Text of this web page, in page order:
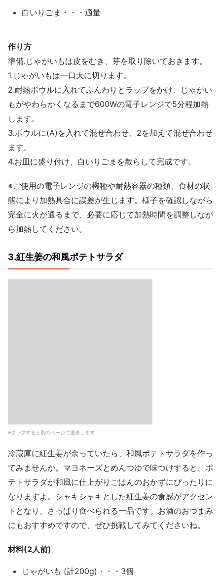
白いりごま・・・適量
作り方
準備.じゃがいもは皮をむき、芽を取り除いておきます。
1.じゃがいもは一口大に切ります。
2.耐熱ボウルに入れてふんわりとラップをかけ、じゃがい
もがやわらかくなるまで600Wの電子レンジで5分程加熱
します。
3.ボウルに(A)を入れて混ぜ合わせ、2を加えて混ぜ合わせ
ます。
4.お皿に盛り付け、白いりごまを散らして完成です。
※ご使用の電子レンジの機種や耐熱容器の種類、食材の状
態により加熱具合に誤差が生じます。様子を確認しながら
完全に火が通るまで、必要に応じて加熱時間を調整しなが
ら加熱してください。
3.紅生姜の和風ポテトサラダ
※タップすると別のページに遷移します
冷蔵庫に紅生姜が余っていたら、和風ポテトサラダを作っ
てみませんか。マヨネーズとめんつゆで味つけすると、ポ
テトサラダが和風に仕上がりごはんのおかずにぴったりに
なりますよ。シャキシャキとした紅生姜の食感がアクセン
トとなり、さっぱり食べられる一品です。お酒のおつまみ
にもおすすめですので、ぜひ挑戦してみてくださいね。
材料(2人前)
じゃがいも (計200g)・・・3個